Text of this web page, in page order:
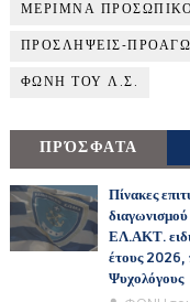
ΜΕΡΙΜΝΑ
ΠΡΟΣΛΗΨΕΙΣ-
ΦΩΝΗ ΤΟΥ Λ.Σ.
ΠΡΌΣΦΑΤΑ
Πίνακες
ΕΛ.ΑΚΤ.
έτους 2026,
Ψυχολόγους